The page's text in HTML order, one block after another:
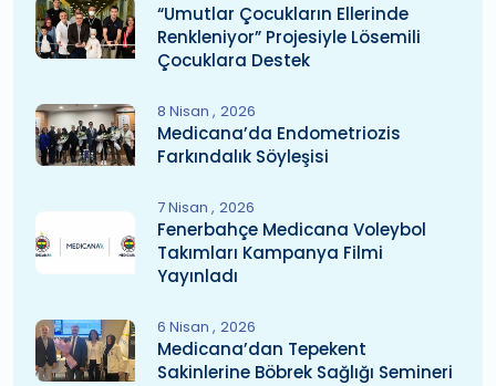
“Umutlar Çocukların Ellerinde
Renkleniyor” Projesiyle Lösemili
Çocuklara Destek
8 Nisan 2026
Medicana’da Endometriozis
Farkındalık Söyleşisi
7 Nisan 2026
Fenerbahçe Medicana Voleybol
Takımları Kampanya Filmi
Yayınladı
6 Nisan 2026
Medicana’dan Tepekent
Sakinlerine Böbrek Sağlığı Semineri